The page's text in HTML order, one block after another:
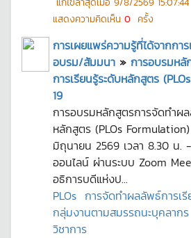
แสดงความคิดเห็น 0 ครั้ง
การเผยแพร่ความรู้ที่ได้จากกา
อบรม/สัมมนา » การอบรมห
การเรียนรู้ระดับหลักสูตร
19
การอบรมหลักสูตรการจัดทำผ
หลักสูตร (PLOs
มิถุนายน 2569 เวลา 8.30 น.
ออนไลน์ ผ่านระบบ Zoom
อธิการบดีแห่งป...
PLOs การจัดทำผลลัพธ์การเ
กลุ่มงานตามสมรรถนะบุคลากร
วิชาการ